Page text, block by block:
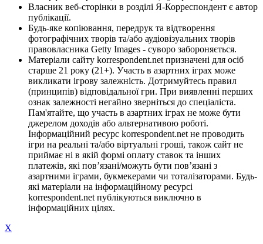
Власник веб-сторінки в розділі Я-Корреспондент є автор
публікації.
Будь-яке копіювання, передрук та відтворення
фотографічних творів та/або аудіовізуальних творів
правовласника Getty Images - суворо забороняється.
Матеріали сайту korrespondent.net призначені для осіб
старше 21 року (21+). Участь в азартних іграх може
викликати ігрову залежність. Дотримуйтесь правил
(принципів) відповідальної гри. При виявленні перших
ознак залежності негайно зверніться до спеціаліста.
Пам'ятайте, що участь в азартних іграх не може бути
джерелом доходів або альтернативою роботі.
Інформаційний ресурс korrespondent.net не проводить
ігри на реальні та/або віртуальні гроші, також сайт не
приймає ні в якій формі оплату ставок та інших
платежів, які пов’язані/можуть бути пов’язані з
азартними іграми, букмекерами чи тоталізаторами. Будь-
які матеріали на інформаційному ресурсі
korrespondent.net публікуються виключно в
інформаційних цілях.
X